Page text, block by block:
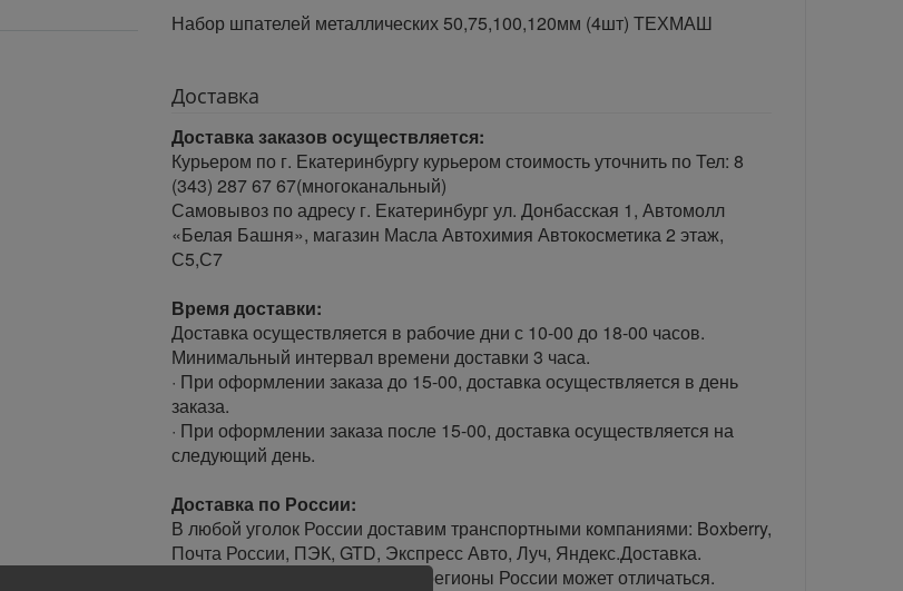
Набор шпателей металлических 50,75,100,120мм (4шт) ТЕХМАШ
Доставка
Доставка заказов осуществляется:
Курьером по г. Екатеринбургу курьером стоимость уточнить по Тел: 8
(343) 287 67 67(многоканальный)
Самовывоз по адресу г. Екатеринбург ул. Донбасская 1, Автомолл
«Белая Башня», магазин Масла Автохимия Автокосметика 2 этаж,
С5,С7
Время доставки:
Доставка осуществляется в рабочие дни с 10-00 до 18-00 часов.
Минимальный интервал времени доставки 3 часа.
· При оформлении заказа до 15-00, доставка осуществляется в день
заказа.
· При оформлении заказа после 15-00, доставка осуществляется на
следующий день.
Доставка по России:
В любой уголок России доставим транспортными компаниями: Boxberry,
Почта России, ПЭК, GTD, Экспресс Авто, Луч, Яндекс.Доставка.
Стоимость доставки в разные регионы России может отличаться.